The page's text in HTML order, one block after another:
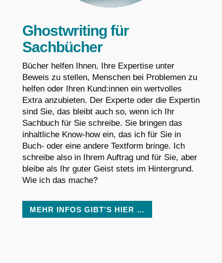
Ghostwriting für
Sachbücher
Bücher helfen Ihnen, Ihre Expertise unter
Beweis zu stellen, Menschen bei Problemen zu
helfen oder Ihren Kund:innen ein wertvolles
Extra anzubieten. Der Experte oder die Expertin
sind Sie, das bleibt auch so, wenn ich Ihr
Sachbuch für Sie schreibe. Sie bringen das
inhaltliche Know-how ein, das ich für Sie in
Buch- oder eine andere Textform bringe. Ich
schreibe also in Ihrem Auftrag und für Sie, aber
bleibe als Ihr guter Geist stets im Hintergrund.
Wie ich das mache?
MEHR INFOS GIBT’S HIER …